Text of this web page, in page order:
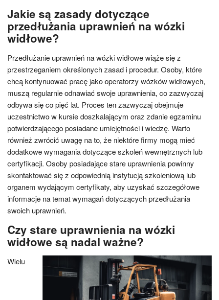
Jakie są zasady dotyczące
przedłużania uprawnień na wózki
widłowe?
Przedłużanie uprawnień na wózki widłowe wiąże się z
przestrzeganiem określonych zasad i procedur. Osoby, które
chcą kontynuować pracę jako operatorzy wózków widłowych,
muszą regularnie odnawiać swoje uprawnienia, co zazwyczaj
odbywa się co pięć lat. Proces ten zazwyczaj obejmuje
uczestnictwo w kursie doszkalającym oraz zdanie egzaminu
potwierdzającego posiadane umiejętności i wiedzę. Warto
również zwrócić uwagę na to, że niektóre firmy mogą mieć
dodatkowe wymagania dotyczące szkoleń wewnętrznych lub
certyfikacji. Osoby posiadające stare uprawnienia powinny
skontaktować się z odpowiednią instytucją szkoleniową lub
organem wydającym certyfikaty, aby uzyskać szczegółowe
informacje na temat wymagań dotyczących przedłużania
swoich uprawnień.
Czy stare uprawnienia na wózki
widłowe są nadal ważne?
Wielu